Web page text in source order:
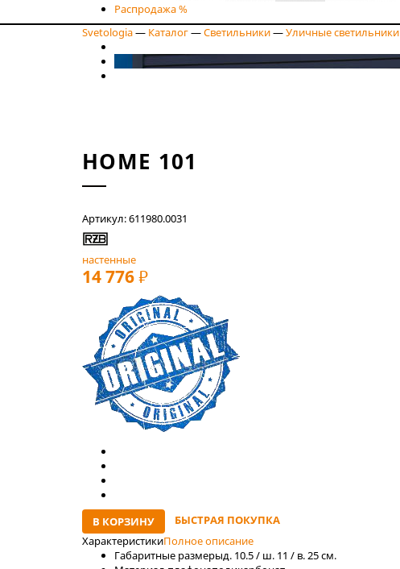
Распродажа %
Svetologia— Каталог—Светильники—Уличные светильники
HOME 101
Артикул: 611980.0031
настенные
14 776 РУБ
В КОРЗИНУ
БЫСТРАЯ ПОКУПКА
ХарактеристикиПолное описание
Габаритные размерыд. 10.5 / ш. 11 / в. 25 см.